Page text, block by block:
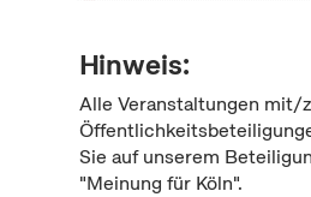
Hinweis:
Alle Veranstaltungen mit/
Sie auf unserem
"Meinung für Köln".